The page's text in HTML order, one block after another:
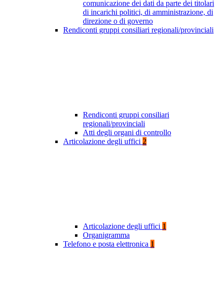
comunicazione dei dati da parte dei titolari
di incarichi politici, di amministrazione, di
direzione o di governo
Rendiconti gruppi consiliari regionali/provinciali
Rendiconti gruppi consiliari
regionali/provinciali
Atti degli organi di controllo
Articolazione degli uffici 2
Articolazione degli uffici 1
Organigramma
Telefono e posta elettronica 1